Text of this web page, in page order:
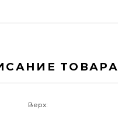
ТОВАРА
Верх: